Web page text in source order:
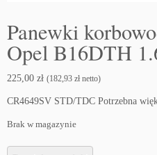
Panewki
Opel B16DTH
225,00 zł (182,93 zł netto)
CR4649SV STD/TDC Potrzebna
Brak w magazynie